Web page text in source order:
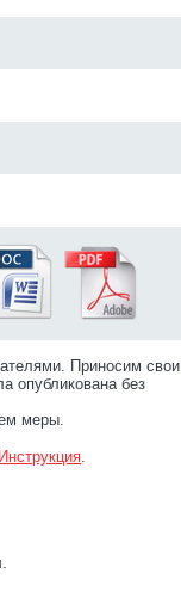
Приносим свои
опубликована без
меры.
Инструкция.